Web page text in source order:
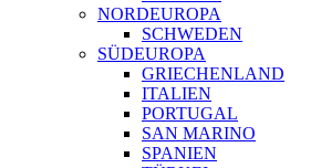
NORDEUROPA
SCHWEDEN
SÜDEUROPA
GRIECHENLAND
ITALIEN
PORTUGAL
SAN MARINO
SPANIEN